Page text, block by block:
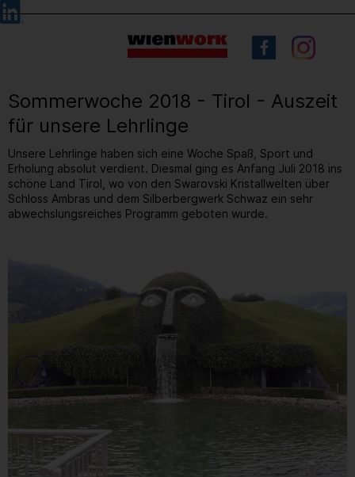
Barrierefreie
Bedienung
Sprachauswahl
Sommerwoche 2018 - Tirol - Auszeit
für unsere Lehrlinge
Unsere Lehrlinge haben sich eine Woche Spaß, Sport und
Erholung absolut verdient. Diesmal ging es Anfang Juli 2018 ins
schöne Land Tirol, wo von den Swarovski Kristallwelten über
Schloss Ambras und dem Silberbergwerk Schwaz ein sehr
abwechslungsreiches Programm geboten wurde.